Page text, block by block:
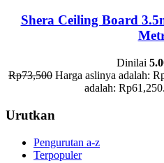
Shera Ceiling Board
Dinilai
Rp73,500 Harga aslinya adalah:
adalah: Rp61,250.
Urutkan
Pengurutan a-z
Terpopuler